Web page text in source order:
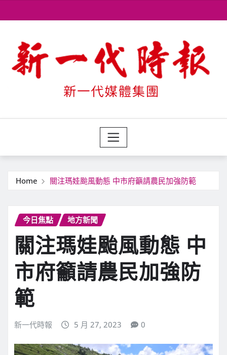
to
Home 關注瑪娃颱風動態 中市府籲請農民加強防範
今日焦點 地方新聞
關注瑪娃颱風動態 中
市府籲請農民加強防
範
新一代時報 5 月 27, 2023 0